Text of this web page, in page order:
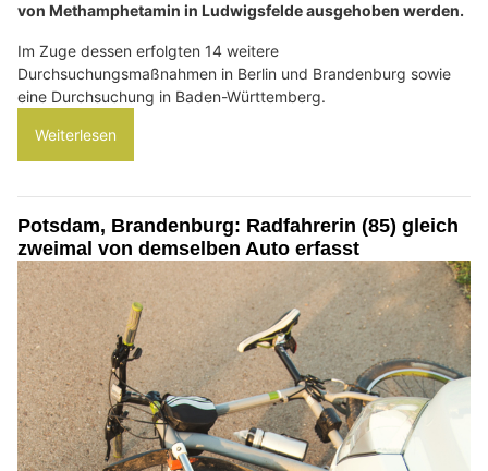
von Methamphetamin in Ludwigsfelde ausgehoben werden.
Im Zuge dessen erfolgten 14 weitere
Durchsuchungsmaßnahmen in Berlin und Brandenburg sowie
eine Durchsuchung in Baden-Württemberg.
Weiterlesen
Potsdam, Brandenburg: Radfahrerin (85) gleich
zweimal von demselben Auto erfasst